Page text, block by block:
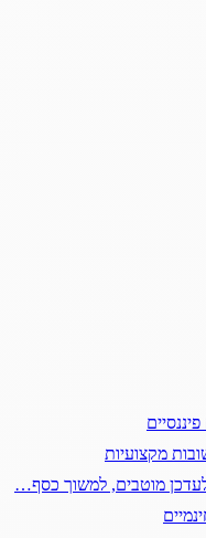
מוטבים, למשוך כסף…